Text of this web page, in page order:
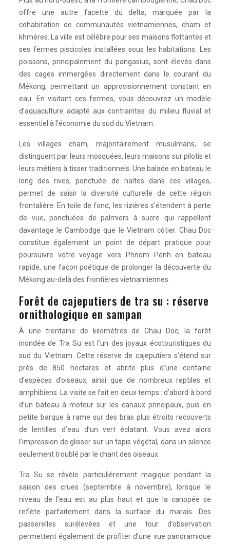
offre une autre facette du delta, marquée par la
cohabitation de communautés vietnamiennes, cham et
khmères. La ville est célèbre pour ses maisons flottantes et
ses fermes piscicoles installées sous les habitations. Les
poissons, principalement du pangasius, sont élevés dans
des cages immergées directement dans le courant du
Mékong, permettant un approvisionnement constant en
eau. En visitant ces fermes, vous découvrez un modèle
d’aquaculture adapté aux contraintes du milieu fluvial et
essentiel à l’économie du sud du Vietnam.
Les villages cham, majoritairement musulmans, se
distinguent par leurs mosquées, leurs maisons sur pilotis et
leurs métiers à tisser traditionnels. Une balade en bateau le
long des rives, ponctuée de haltes dans ces villages,
permet de saisir la diversité culturelle de cette région
frontalière. En toile de fond, les rizières s’étendent à perte
de vue, ponctuées de palmiers à sucre qui rappellent
davantage le Cambodge que le Vietnam côtier. Chau Doc
constitue également un point de départ pratique pour
poursuivre votre voyage vers Phnom Penh en bateau
rapide, une façon poétique de prolonger la découverte du
Mékong au-delà des frontières vietnamiennes.
Forêt de cajeputiers de tra su : réserve
ornithologique en sampan
À une trentaine de kilomètres de Chau Doc, la forêt
inondée de Tra Su est l’un des joyaux écotouristiques du
sud du Vietnam. Cette réserve de cajeputiers s’étend sur
près de 850 hectares et abrite plus d’une centaine
d’espèces d’oiseaux, ainsi que de nombreux reptiles et
amphibiens. La visite se fait en deux temps : d’abord à bord
d’un bateau à moteur sur les canaux principaux, puis en
petite barque à rame sur des bras plus étroits recouverts
de lentilles d’eau d’un vert éclatant. Vous avez alors
l’impression de glisser sur un tapis végétal, dans un silence
seulement troublé par le chant des oiseaux.
Tra Su se révèle particulièrement magique pendant la
saison des crues (septembre à novembre), lorsque le
niveau de l’eau est au plus haut et que la canopée se
reflète parfaitement dans la surface du marais. Des
passerelles surélevées et une tour d’observation
permettent également de profiter d’une vue panoramique